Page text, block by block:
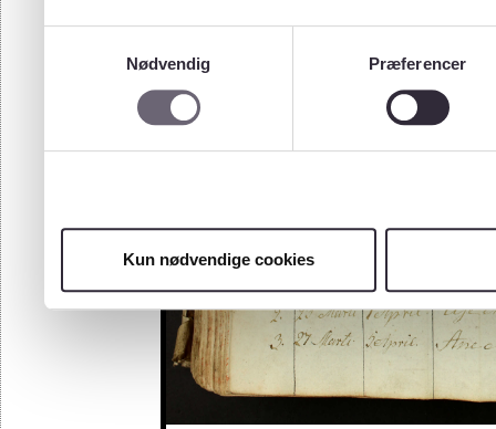
Nødvendig
Præferencer
Kun nødvendige cookies